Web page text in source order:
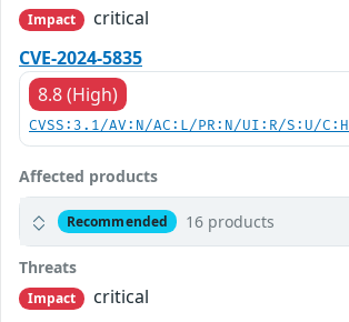
Impact
critical
CVE-2024-5835
8.8 (High)
CVSS:3.1/AV:N/AC:L/PR:N/UI:R/S:U/
Affected products
Recommended 16 products
Threats
Impact
critical